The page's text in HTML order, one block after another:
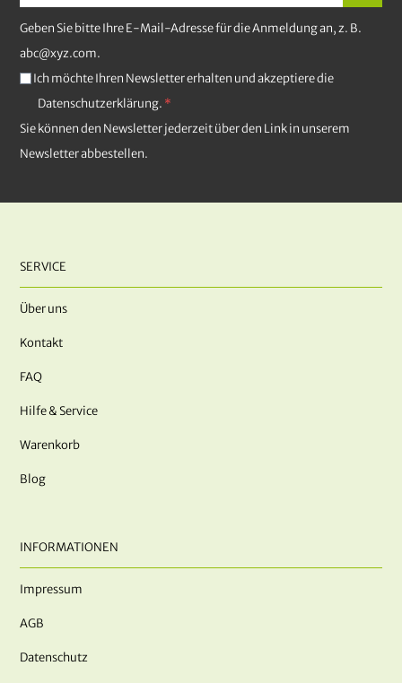
Geben Sie bitte Ihre E-Mail-Adresse für die Anmeldung an, z. B.
abc@xyz.com.
Ich möchte Ihren Newsletter erhalten und akzeptiere die
Datenschutzerklärung.
Sie können den Newsletter jederzeit über den Link in unserem
Newsletter abbestellen.
SERVICE
Über uns
Kontakt
FAQ
Hilfe & Service
Warenkorb
Blog
INFORMATIONEN
Impressum
AGB
Datenschutz